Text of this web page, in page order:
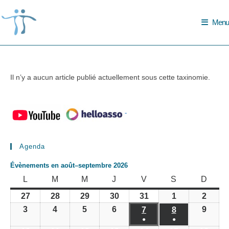
to
content
Menu
Il n’y a aucun article publié actuellement sous cette taxinomie.
-
Agenda
Évènements en août–septembre 2026
L M M MERCREDI
J VVENDREDI
S SAMEDID
2727
2828
2929
3030
juillet
31
juillet
1 2
août
3 4 5 6 7
●
88
●
99